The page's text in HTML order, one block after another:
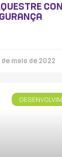
de maio de 2022